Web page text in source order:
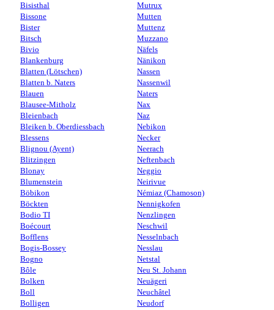
Bisisthal
Bissone
Bister
Bitsch
Bivio
Blankenburg
Blatten (Lötschen)
Blatten b. Naters
Blauen
Blausee-Mitholz
Bleienbach
Bleiken b. Oberdiessbach
Blessens
Blignou (Ayent)
Blitzingen
Blonay
Blumenstein
Böbikon
Böckten
Bodio TI
Boécourt
Bofflens
Bogis-Bossey
Bogno
Bôle
Bolken
Boll
Bolligen
Mutrux
Mutten
Muttenz
Muzzano
Näfels
Nänikon
Nassen
Nassenwil
Naters
Nax
Naz
Nebikon
Necker
Neerach
Neftenbach
Neggio
Neirivue
Némiaz (Chamoson)
Nennigkofen
Nenzlingen
Neschwil
Nesselnbach
Nesslau
Netstal
Neu St. Johann
Neuägeri
Neuchâtel
Neudorf